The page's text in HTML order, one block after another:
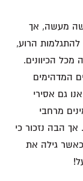
מעשה, אך
הרוע,
הכיוונים.
המדהימים
גם אסירי
מרחבי
הבה נזכור כי
גילה את